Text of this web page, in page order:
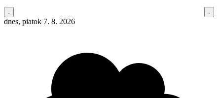
dnes, piatok 7. 8. 2026